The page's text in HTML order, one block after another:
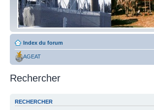
Index du forum
AGEAT
Rechercher
RECHERCHER